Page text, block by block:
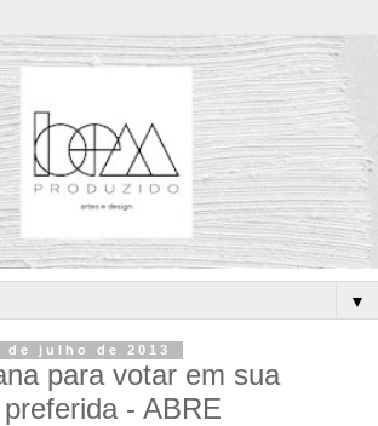
▼
julho de 2013
para votar em sua
- ABRE